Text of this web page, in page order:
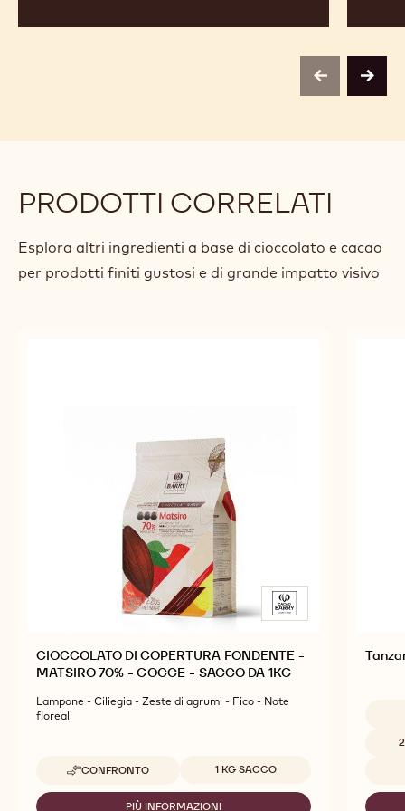
previousnext
PRODOTTI CORRELATI
Esplora altri ingredienti a base di cioccolato e cacao
per prodotti finiti gustosi e di grande impatto visivo
CIOCCOLATO DI COPERTURA FONDENTE -
MATSIRO 70% - GOCCE - SACCO DA 1KG
Lampone - Ciliegia - Zeste di agrumi - Fico - Note
floreali
CONFRONTO
-
CIOCCOLATO
Dimensioni disponibili
1 KG SACCO
PIÙ INFORMAZIONI